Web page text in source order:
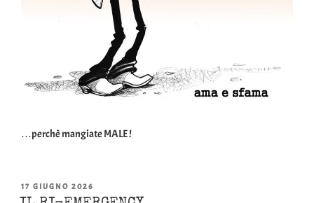
…perchè mangiate MALE !
PUBBLICATO
IL
17 GIUGNO 2026